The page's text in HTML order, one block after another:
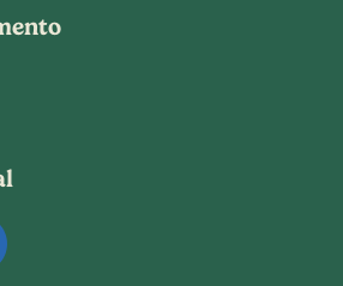
i metodi di pagamento
i nostri profili social ufficiali.